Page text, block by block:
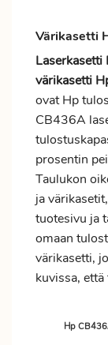
Värikasetti
värikasetti
ovat Hp
CB436A
prosentin
Taulukon
ja
tuotesivu ja
omaan
värikasetti,
kuvissa,
Hp